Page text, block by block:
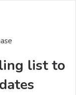
list to